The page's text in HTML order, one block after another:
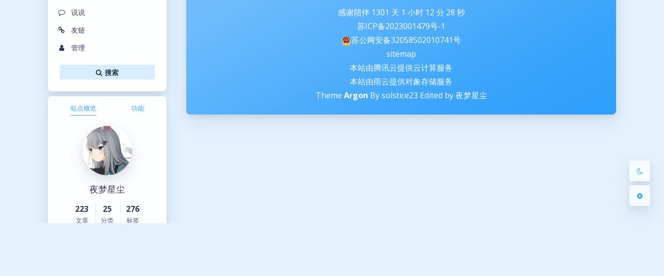
说说
友链
管理
搜索
站点概览 功能
夜梦星尘
223
文章
25
分类
276
标签
感谢陪伴 1301 天 1 小时 12 分 29 秒
苏ICP备2023001479号-1
苏公网安备32058502010741号
sitemap
本站由腾讯云提供云计算服务
本站由雨云提供对象存储服务
Theme Argon By solstice23 Edited by 夜梦星尘